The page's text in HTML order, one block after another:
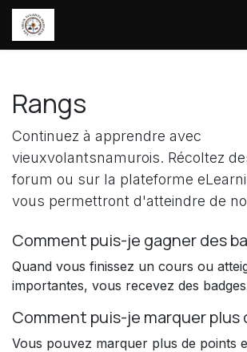
Se rendre au contenu
Rangs
Continuez à apprendre avec
vieuxvolantsnamurois. Récoltez
forum ou sur la plateforme
vous permettront d'atteindre de
Comment puis-je gagner des
Quand vous finissez un cours ou
importantes, vous recevez des
Comment puis-je marquer plus
Vous pouvez marquer plus de points